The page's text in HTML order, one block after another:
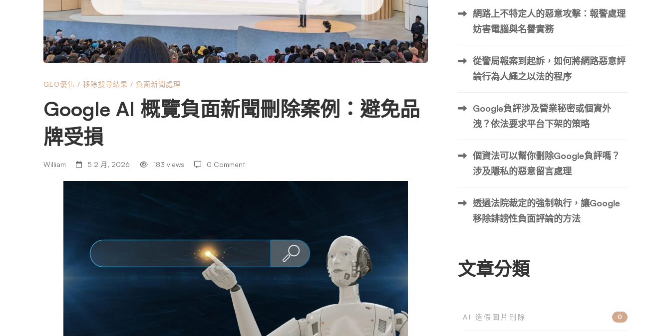
負
面
新
聞
刪
除
案
例：
避
免
GEO優化 / 移除搜尋結果 / 負面新聞處理
Google AI 概覽負面新聞刪除案例：避免品
牌受損
William 5 2 月, 2026 183 views 0 Comment
網路上不特定人的惡意攻擊：報警處理
妨害電腦與名譽實務
從警局報案到起訴，如何將網路惡意評
論行為人繩之以法的程序
Google負評涉及營業秘密或個資外
洩？依法要求平台下架的策略
個資法可以幫你刪除Google負評嗎？
涉及隱私的惡意留言處理
透過法院裁定的強制執行，讓Google
移除誹謗性負面評論的方法
文章分類
AI 造假圖片刪除 0